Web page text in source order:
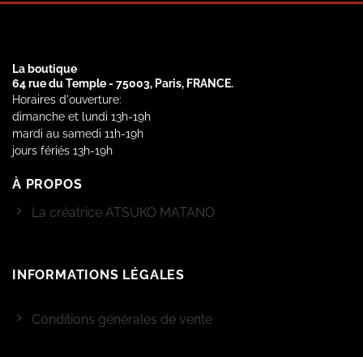
La boutique
64 rue du Temple - 75003, Paris, FRANCE.
Horaires d'ouverture:
dimanche et lundi 13h-19h
mardi au samedi 11h-19h
jours fériés 13h-19h
À PROPOS
La créatrice ATSUKO MATANO
INFORMATIONS LÉGALES
Conditions générales de vente